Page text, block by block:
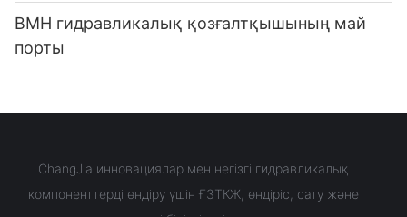
BMH гидравликалық қозғалтқышының май
порты
ChangJia инновациялар мен негізгі гидравликалық
компоненттерді өндіру үшін ҒЗТКЖ, өндіріс, сату және